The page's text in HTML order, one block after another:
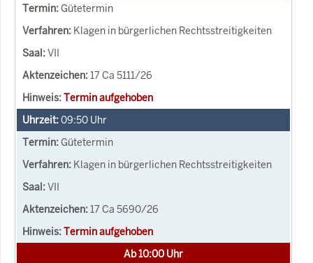
Gütetermin
Klagen in bürgerlichen Rechtsstreitigkeiten
VII
17 Ca 5111/26
Termin aufgehoben
09:50 Uhr
Gütetermin
Klagen in bürgerlichen Rechtsstreitigkeiten
VII
17 Ca 5690/26
Termin aufgehoben
Ab 10:00 Uhr